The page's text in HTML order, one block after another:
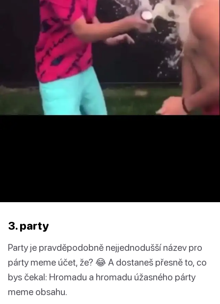
3. party
Party je pravděpodobně nejjednodušší název pro
párty meme účet, že? 😂 A dostaneš přesně to, co
bys čekal: Hromadu a hromadu úžasného párty
meme obsahu.